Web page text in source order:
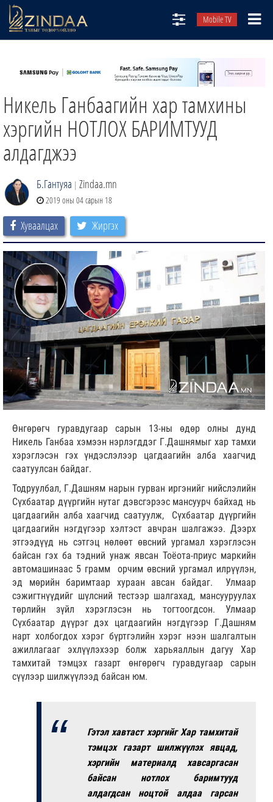
Mobile TV
ТВ8
ӨГЛӨӨНИЙ СОНИН
АУДИО ЗОХИОЛ
ЗИНДАА СЭТГҮҮЛ
Никель Ганбаагийн хар тамхины
хэргийн НОТЛОХ БАРИМТУУД
алдагджээ
Б.Гантуяа | Zindaa.mn
2019 оны 04 сарын 18
Хуваалцах Жиргэх
Өнгөрөгч гуравдугаар сарын 13-ны өдөр олны дунд
Никель Ганбаа хэмээн нэрлэгддэг Г.Дашнямыг хар тамхи
хэрэглэсэн гэх үндэслэлээр цагдаагийн алба хаагчид
саатуулсан байдаг.
Тодруулбал, Г.Дашням нарын гурван иргэнийг нийслэлийн
Сүхбаатар дүүргийн нутаг дэвсгэрээс мансуурч байхад нь
цагдаагийн алба хаагчид саатуулж, Сүхбаатар дүүргийн
цагдаагийн нэгдүгээр хэлтэст авчран шалгажээ. Дээрх
этгээдүүд нь сэтгэц нөлөөт өвсний ургамал хэрэглэсэн
байсан гэх ба тэдний унаж явсан Тоёота-приус маркийн
автомашинаас 5 грамм орчим өвсний ургамал илрүүлэн,
эд мөрийн баримтаар хураан авсан байдаг. Улмаар
сэжигтнүүдийг шүлсний тестээр шалгахад, мансууруулах
төрлийн зүйл хэрэглэсэн нь тогтоогдсон. Улмаар
Сүхбаатар дүүрэг дэх цагдаагийн нэгдүгээр Г.Дашням
нарт холбогдох хэрэг бүртгэлийн хэрэг нээн шалгалтын
ажиллагааг эхлүүлэхээр болж харьяаллын дагуу Хар
тамхитай тэмцэх газарт өнгөрөгч гуравдугаар сарын
сүүлээр шилжүүлээд байсан юм.
Гэтэл хавтаст хэргийг Хар тамхитай
тэмцэх газарт шилжүүлэх явцад,
хэргийн материалд хавсаргасан
байсан нотлох баримтууд
алдагдсан ноцтой алдаа гарсан